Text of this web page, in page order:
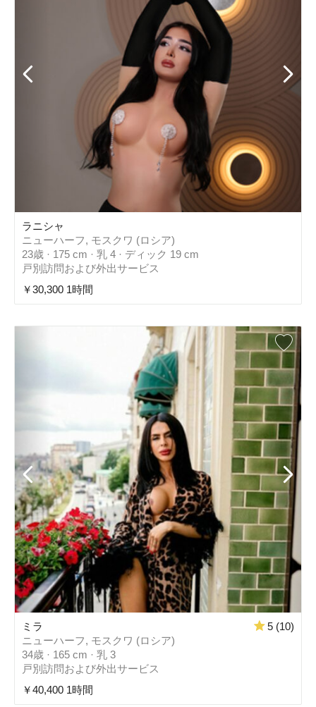
ラニシャ
ニューハーフ, モスクワ (ロシア)
23歳 · 175 cm · 乳 4 · ディック 19 cm
戸別訪問および外出サービス
￥30,300 1時間
ミラ
5 (10)
ニューハーフ, モスクワ (ロシア)
34歳 · 165 cm · 乳 3
戸別訪問および外出サービス
￥40,400 1時間